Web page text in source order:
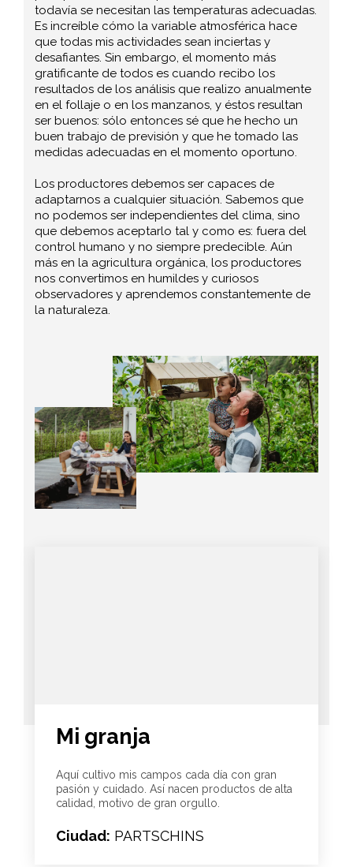
todavía se necesitan las temperaturas adecuadas.
Es increíble cómo la variable atmosférica hace
que todas mis actividades sean inciertas y
desafiantes. Sin embargo, el momento más
gratificante de todos es cuando recibo los
resultados de los análisis que realizo anualmente
en el follaje o en los manzanos, y éstos resultan
ser buenos: sólo entonces sé que he hecho un
buen trabajo de previsión y que he tomado las
medidas adecuadas en el momento oportuno.
Los productores debemos ser capaces de
adaptarnos a cualquier situación. Sabemos que
no podemos ser independientes del clima, sino
que debemos aceptarlo tal y como es: fuera del
control humano y no siempre predecible. Aún
más en la agricultura orgánica, los productores
nos convertimos en humildes y curiosos
observadores y aprendemos constantemente de
la naturaleza.
Mi granja
Aquí cultivo mis campos cada día con gran
pasión y cuidado. Así nacen productos de alta
calidad, motivo de gran orgullo.
Ciudad: PARTSCHINS